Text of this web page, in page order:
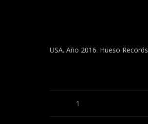
USA. Año 2016. Hueso Records
1